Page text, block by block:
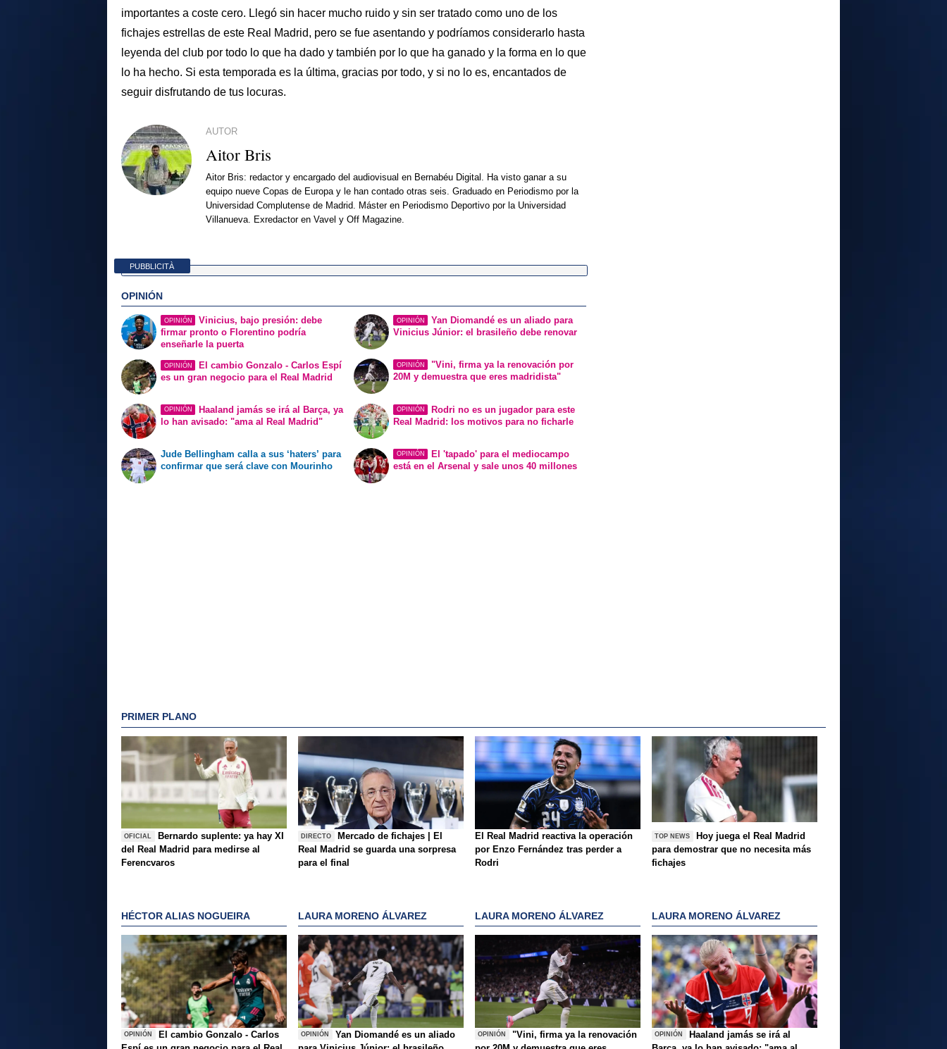
importantes a coste cero. Llegó sin hacer mucho ruido y sin ser tratado como uno de los
fichajes estrellas de este Real Madrid, pero se fue asentando y podríamos considerarlo hasta
leyenda del club por todo lo que ha dado y también por lo que ha ganado y la forma en lo que
lo ha hecho. Si esta temporada es la última, gracias por todo, y si no lo es, encantados de
seguir disfrutando de tus locuras.
AUTOR
Aitor Bris
Aitor Bris: redactor y encargado del audiovisual en Bernabéu Digital. Ha visto ganar a su
equipo nueve Copas de Europa y le han contado otras seis. Graduado en Periodismo por la
Universidad Complutense de Madrid. Máster en Periodismo Deportivo por la Universidad
Villanueva. Exredactor en Vavel y Off Magazine.
PUBBLICITÀ
OPINIÓN
OPINIÓN
Vinicius, bajo presión: debe
firmar pronto o Florentino podría
enseñarle la puerta
OPINIÓN
El cambio Gonzalo - Carlos Espí
es un gran negocio para el Real Madrid
OPINIÓN
Yan Diomandé es un aliado para
Vinicius Júnior: el brasileño debe renovar
OPINIÓN
"Vini, firma ya la renovación por
20M y demuestra que eres madridista"
OPINIÓN
Haaland jamás se irá al Barça, ya
lo han avisado: "ama al Real Madrid"
Jude Bellingham calla a sus ‘haters’ para
confirmar que será clave con Mourinho
OPINIÓN
Rodri no es un jugador para este
Real Madrid: los motivos para no ficharle
OPINIÓN
El 'tapado' para el mediocampo
está en el Arsenal y sale unos 40 millones
PRIMER PLANO
OFICIAL
Bernardo suplente: ya hay XI
del Real Madrid para medirse al
Ferencvaros
DIRECTO
Mercado de fichajes | El
Real Madrid se guarda una sorpresa
para el final
El Real Madrid reactiva la operación
por Enzo Fernández tras perder a
Rodri
TOP NEWS
Hoy juega el Real Madrid
para demostrar que no necesita más
fichajes
HÉCTOR ALIAS NOGUEIRA
OPINIÓN
El cambio Gonzalo - Carlos
LAURA MORENO ÁLVAREZ
OPINIÓN
Yan Diomandé es un aliado
LAURA MORENO ÁLVAREZ
OPINIÓN
"Vini, firma ya la renovación
LAURA MORENO ÁLVAREZ
OPINIÓN
Haaland jamás se irá al